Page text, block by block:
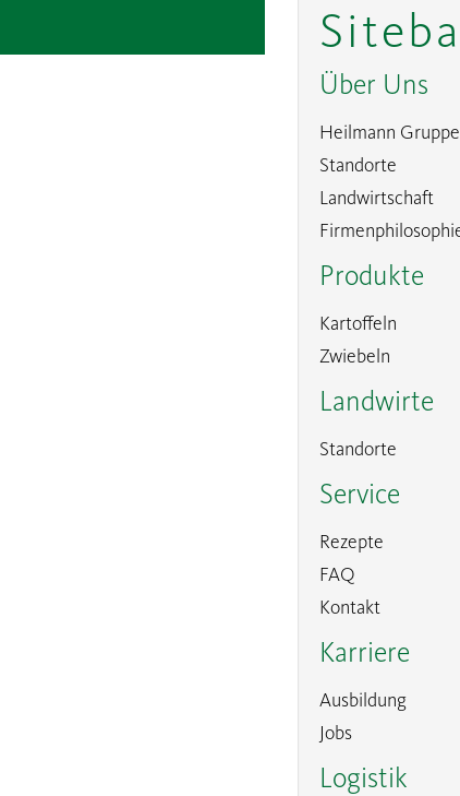
Über Uns
Heilmann Gruppe
Standorte
Landwirtschaft
Produkte
Kartoffeln
Zwiebeln
Landwirte
Standorte
Service
Rezepte
FAQ
Kontakt
Karriere
Ausbildung
Jobs
Logistik